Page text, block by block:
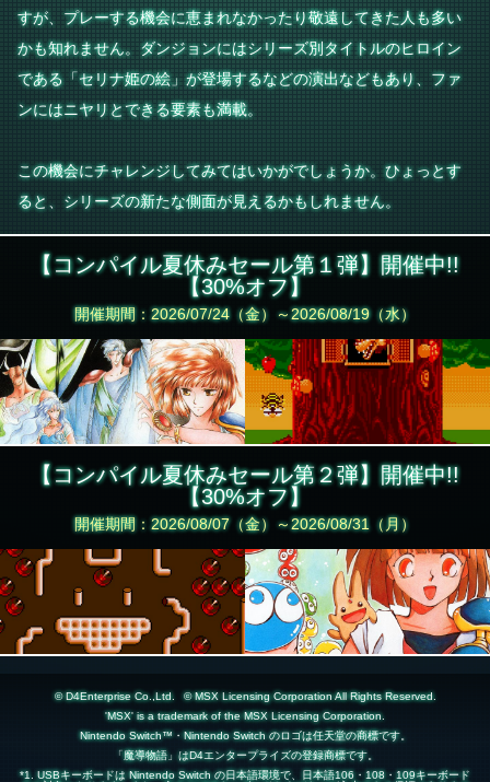
すが、プレーする機会に恵まれなかったり敬遠してきた人も多い
かも知れません。ダンジョンにはシリーズ別タイトルのヒロイン
である「セリナ姫の絵」が登場するなどの演出などもあり、ファ
ンにはニヤリとできる要素も満載。
この機会にチャレンジしてみてはいかがでしょうか。ひょっとす
ると、シリーズの新たな側面が見えるかもしれません。
【コンパイル夏休みセール第１弾】開催中!!
【30%オフ】
開催期間：2026/07/24（金）～2026/08/19（水）
【コンパイル夏休みセール第２弾】開催中!!
【30%オフ】
開催期間：2026/08/07（金）～2026/08/31（月）
© D4Enterprise Co.,Ltd.
© MSX Licensing Corporation All Rights Reserved.
'MSX' is a trademark of the MSX Licensing Corporation.
Nintendo Switch™・Nintendo Switch のロゴは任天堂の商標です。
「魔導物語」はD4エンタープライズの登録商標です。
*1. USBキーボードは Nintendo Switch の日本語環境で、日本語106・108・109キーボード